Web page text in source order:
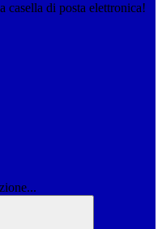
casella di posta elettronica!